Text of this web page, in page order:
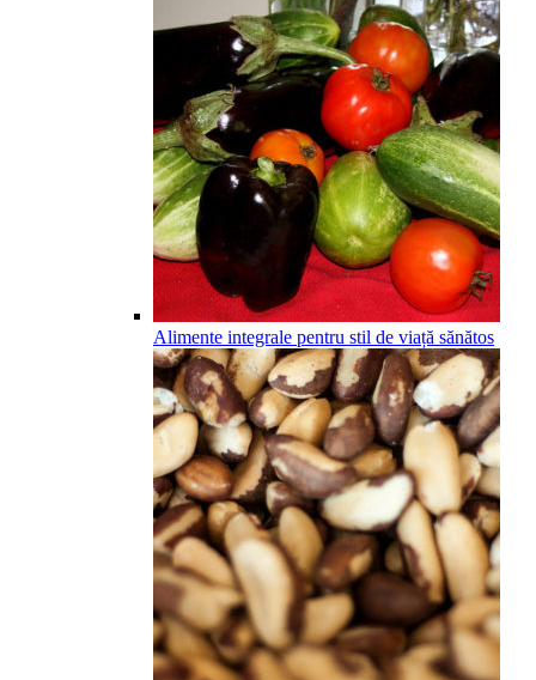
Alimente integrale pentru stil de viață sănătos